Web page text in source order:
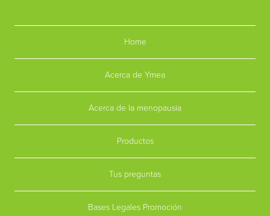
Home
Acerca de Ymea
Acerca de la menopausia
Productos
Tus preguntas
Bases Legales Promoción